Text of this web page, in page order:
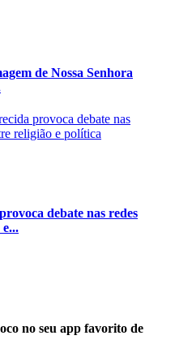
de Nossa Senhora
debate nas redes
no seu app favorito de